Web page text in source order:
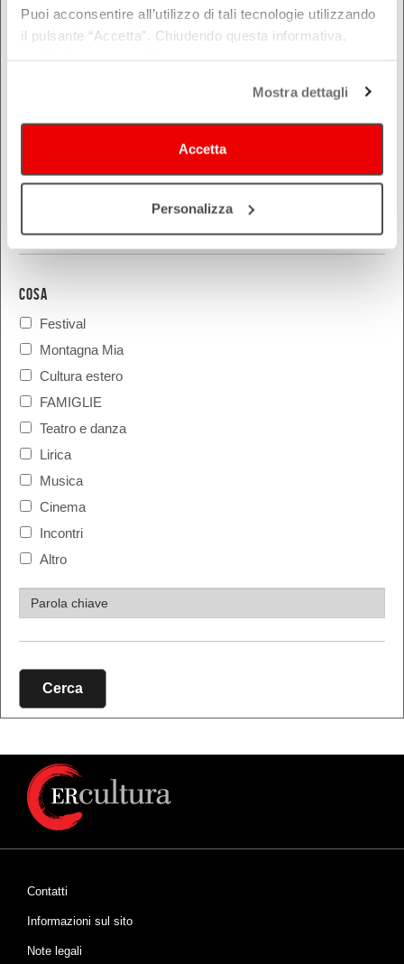
Puoi acconsentire all’utilizzo di tali tecnologie utilizzando
il pulsante “Accetta”. Chiudendo questa informativa,
Mostra dettagli
Accetta
Personalizza
Parma
COSA
Festival
Montagna Mia
Cultura estero
FAMIGLIE
Teatro e danza
Lirica
Musica
Cinema
Incontri
Altro
Cerca
Contatti
Informazioni sul sito
Note legali